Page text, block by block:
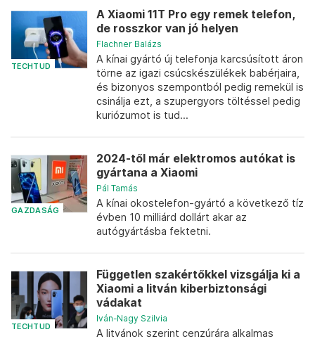
TECHTUD
A Xiaomi 11T Pro egy remek telefon,
de rosszkor van jó helyen
Flachner Balázs
A kínai gyártó új telefonja karcsúsított áron
törne az igazi csúcskészülékek babérjaira,
és bizonyos szempontból pedig remekül is
csinálja ezt, a szupergyors töltéssel pedig
kuriózumot is tud...
GAZDASÁG
2024-től már elektromos autókat is
gyártana a Xiaomi
Pál Tamás
A kínai okostelefon-gyártó a következő tíz
évben 10 milliárd dollárt akar az
autógyártásba fektetni.
TECHTUD
Független szakértőkkel vizsgálja ki a
Xiaomi a litván kiberbiztonsági
vádakat
Iván-Nagy Szilvia
A litvánok szerint cenzúrára alkalmas